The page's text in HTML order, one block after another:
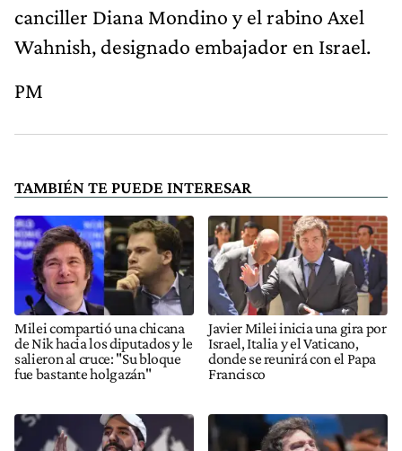
canciller Diana Mondino y el rabino Axel
Wahnish, designado embajador en Israel.
PM
TAMBIÉN TE PUEDE INTERESAR
Milei compartió una chicana
de Nik hacia los diputados y le
salieron al cruce: "Su bloque
fue bastante holgazán"
Javier Milei inicia una gira por
Israel, Italia y el Vaticano,
donde se reunirá con el Papa
Francisco